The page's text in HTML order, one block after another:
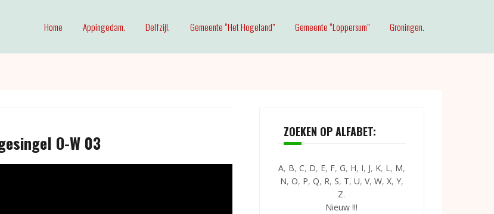
Home Appingedam. Delfzijl. Gemeente “Het Hogeland” Gemeente “Loppersum” Groningen.
O-W 03 ZOEKEN OP ALFABET:
A, B, C, D, E, F, G, H, I, J, K, L, M,
N, O, P, Q, R, S, T, U, V, W, X, Y,
Z.
Nieuw !!!